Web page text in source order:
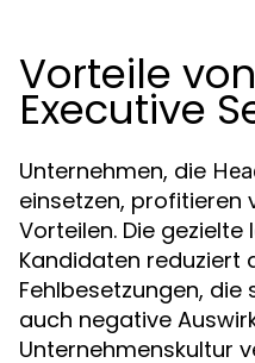
Vorteile
Executive
Unternehmen, die
einsetzen, profitieren
Vorteilen. Die
Kandidaten reduziert
Fehlbesetzungen, die
auch negative
Unternehmenskultur